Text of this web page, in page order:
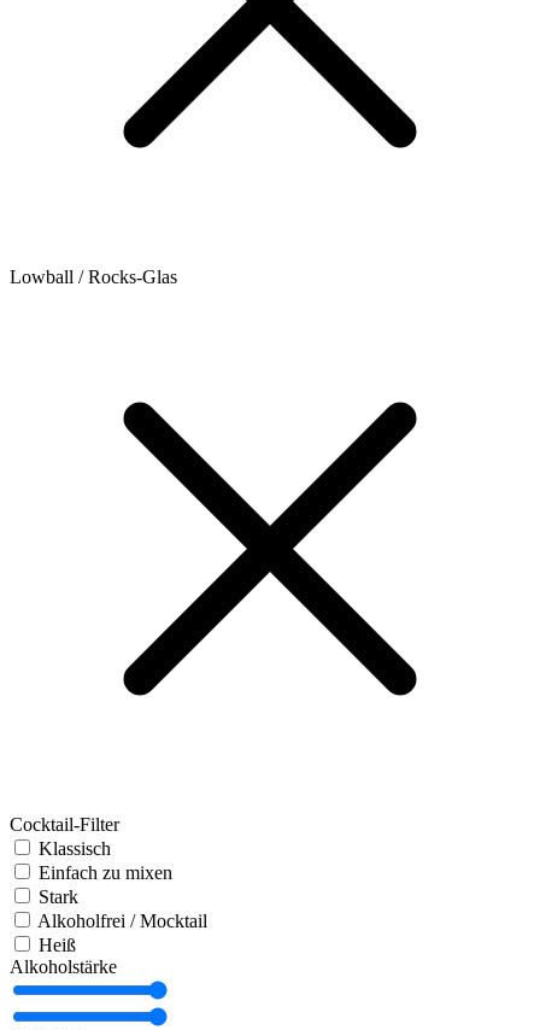
Lowball / Rocks-Glas
Cocktail-Filter
Klassisch
Einfach zu mixen
Stark
Alkoholfrei / Mocktail
Heiß
Alkoholstärke